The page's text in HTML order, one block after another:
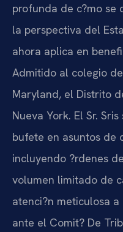
profunda de c?mo se
la perspectiva del
ahora aplica en
Admitido al colegio
Maryland, el Distrito
Nueva York. El Sr.
bufete en asuntos de
incluyendo ?rdenes
volumen limitado de
atenci?n meticulosa
ante el Comit? De